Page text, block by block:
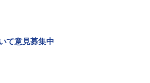
て意見募集中